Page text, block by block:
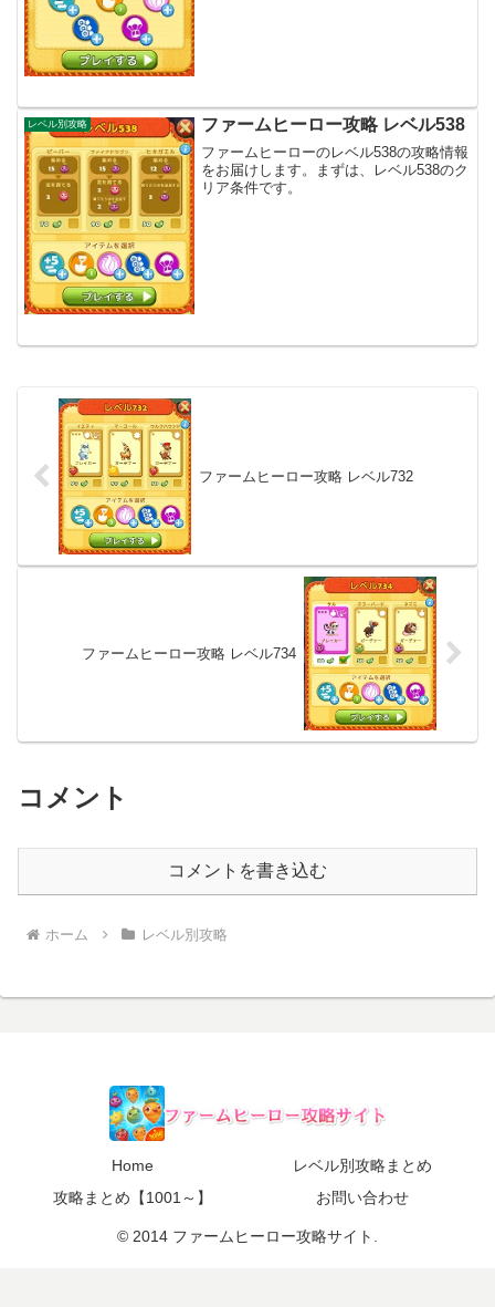
レベル別攻略 ファームヒーロー攻略 レベル538
ファームヒーローのレベル538の攻略情報
をお届けします。まずは、レベル538のク
リア条件です。
ファームヒーロー攻略 レベル732
ファームヒーロー攻略 レベル734
コメント
コメントを書き込む
ホーム レベル別攻略
Home
レベル別攻略まとめ
攻略まとめ【1001～】
お問い合わせ
© 2014 ファームヒーロー攻略サイト.